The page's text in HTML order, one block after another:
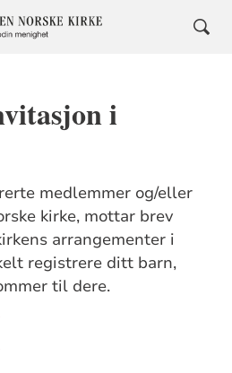
i
medlemmer og/eller
kirke, mottar brev
arrangementer i
registrere ditt barn,
til dere.